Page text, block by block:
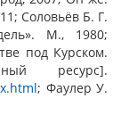
Соловьёв Б. Г.
М., 1980;
под Курском.
ресурс].
; Фаулер У.